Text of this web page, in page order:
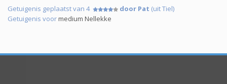
Getuigenis geplaatst van 4 door Pat (uit Tiel)
Getuigenis voormedium Nellekke